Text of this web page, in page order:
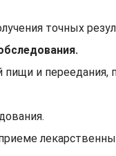
точных
и